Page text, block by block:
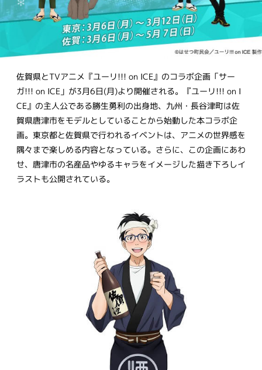
佐賀県とTVアニメ『ユーリ!!! on ICE』のコラボ企画「サー
ガ!!! on ICE」が3月6日(月)より開催される。『ユーリ!!! on I
CE』の主人公である勝生勇利の出身地、九州・長谷津町は佐
賀県唐津市をモデルとしていることから始動した本コラボ企
画。東京都と佐賀県で行われるイベントは、アニメの世界感を
隅々まで楽しめる内容となっている。さらに、この企画にあわ
せ、唐津市の名産品やゆるキャラをイメージした描き下ろしイ
ラストも公開されている。